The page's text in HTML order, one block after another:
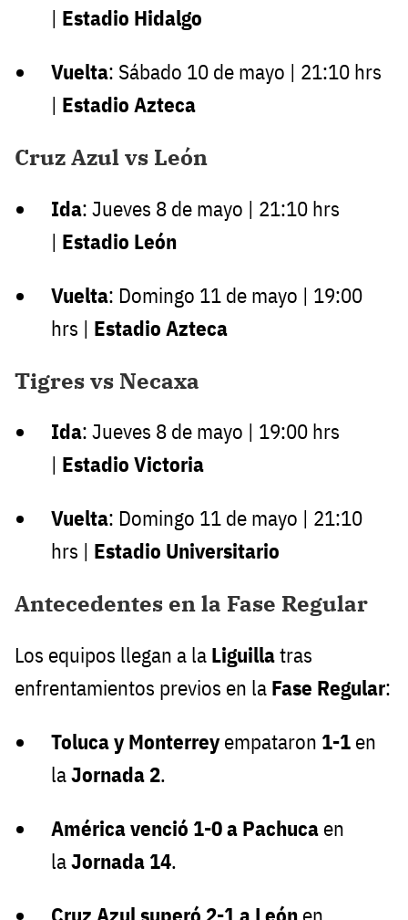
| Estadio Hidalgo
Vuelta: Sábado 10 de mayo | 21:10 hrs
| Estadio Azteca
Cruz Azul vs León
Ida: Jueves 8 de mayo | 21:10 hrs
| Estadio León
Vuelta: Domingo 11 de mayo | 19:00
hrs | Estadio Azteca
Tigres vs Necaxa
Ida: Jueves 8 de mayo | 19:00 hrs
| Estadio Victoria
Vuelta: Domingo 11 de mayo | 21:10
hrs | Estadio Universitario
Antecedentes en la Fase Regular
Los equipos llegan a la Liguillatras
enfrentamientos previos en la Fase Regular:
Toluca y Monterreyempataron 1-1 en
laJornada 2.
América venció 1-0 a Pachuca en
laJornada 14.
Cruz Azul superó 2-1 a León en